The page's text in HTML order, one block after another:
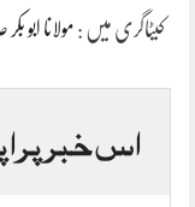
کیٹاگری میں : مولانا ابو
اس خبر پر